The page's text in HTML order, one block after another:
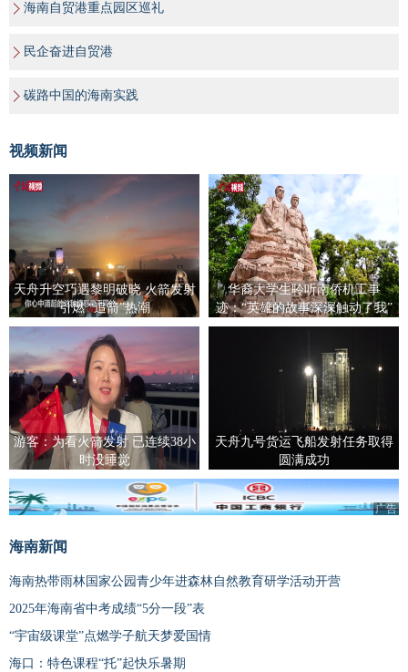
海南自贸港重点园区巡礼
民企奋进自贸港
碳路中国的海南实践
视频新闻
天舟升空巧遇黎明破晓 火箭发射
引燃 “追箭”热潮
华裔大学生聆听南侨机工事
迹：“英雄的故事深深触动了我”
游客：为看火箭发射 已连续38小
时没睡觉
天舟九号货运飞船发射任务取得
圆满成功
广告
海南新闻
海南热带雨林国家公园青少年进森林自然教育研学活动开营
2025年海南省中考成绩“5分一段”表
“宇宙级课堂”点燃学子航天梦爱国情
海口：特色课程“托”起快乐暑期